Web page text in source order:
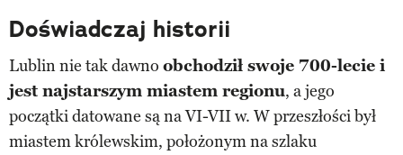
Doświadczaj historii
Lublin nie tak dawno obchodził swoje 700-lecie i
jest najstarszym miastem regionu, a jego
początki datowane są na VI-VII w. W przeszłości był
miastem królewskim, położonym na szlaku